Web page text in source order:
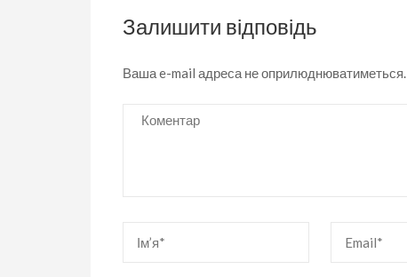
Залишити відповідь
Ваша e-mail адреса не оприлюднюватиметься.
Коментар